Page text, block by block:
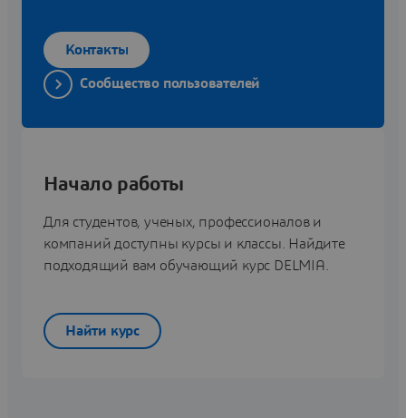
Контакты
Сообщество пользователей
Начало работы
Для студентов, ученых, профессионалов и
компаний доступны курсы и классы. Найдите
подходящий вам обучающий курс DELMIA.
Найти курс